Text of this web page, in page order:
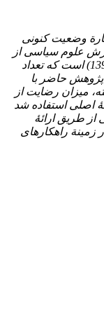
وضعیت کنونی
علوم سیاسی از
سنجش، ارزیابی و تحلیل خواهد شد. جامعة آماری تحقیق شامل کلیة دانشجویان علوم سیاسی دانشگاه تهران (در سال تحصیلی 1397-1396) است که تعداد
نیاز پژوهش حاضر با
میزان رضایت از
اصلی استفاده شد
از طریقارائۀ
زمینة راهکارهای